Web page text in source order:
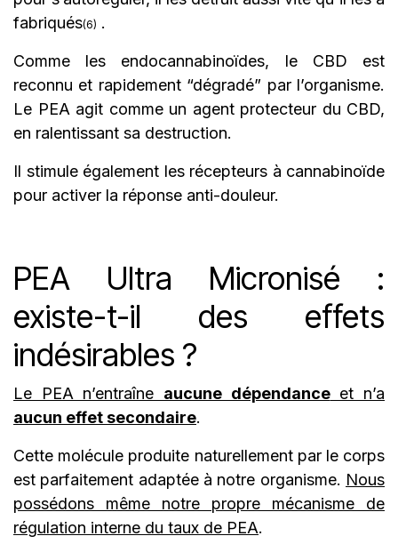
fabriqués(6) .
Comme les endocannabinoïdes, le CBD est
reconnu et rapidement “dégradé” par l’organisme.
Le PEA agit comme un agent protecteur du CBD,
en ralentissant sa destruction.
Il stimule également les récepteurs à cannabinoïde
pour activer la réponse anti-douleur.
PEA Ultra Micronisé :
existe-t-il des effets
indésirables ?
Le PEA n’entraîne aucune dépendanceet n’a
aucun effet secondaire.
Cette molécule produite naturellement par le corps
est parfaitement adaptée à notre organisme. Nous
possédons même notre propre mécanisme de
régulation interne du taux de PEA.